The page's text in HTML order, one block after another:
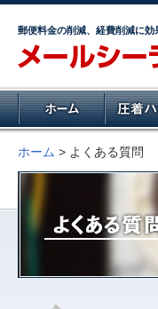
郵便料金の削減、経費削減に
ホーム > よくある質問